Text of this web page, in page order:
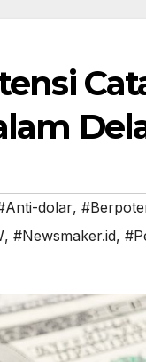
dolar,
, #Newsmaker.id,